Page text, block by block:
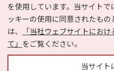
を使用しています。当サイト
ッキーの使用に同意されたも
は、
「当社ウェブサイトにお
て」 をご覧ください。
当サイト
e-NAVITA（イーナビタ）とは？
利用規約
個人情報の取り扱
サイトマップ
広告掲載